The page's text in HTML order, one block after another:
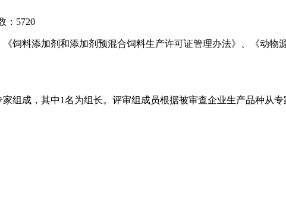
： 5720
饲料添加剂和添加剂预混合饲料生产许可证管理办法》、《动物
组成，其中1名为组长。评审组成员根据被审查企业生产品种从专